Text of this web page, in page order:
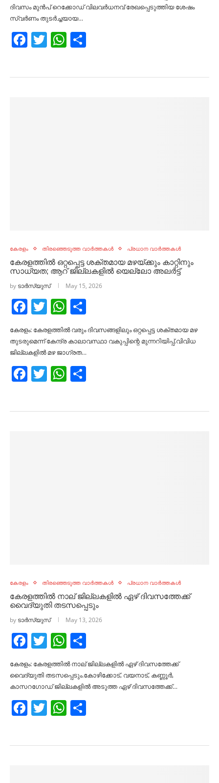
ദിവസം മുന്‍പ് റെക്കോഡ് വിലവര്‍ധനവ് രേഖപ്പെടുത്തിയ ശേഷം
സ്വര്‍ണം തുടര്‍ച്ചയായ…
Facebook
TwitterWhatsApp
കേരളം തിരഞ്ഞെടുത്ത വാർത്തകൾ പ്രധാന വാർത്തകൾ
കേരളത്തിൽ ഒറ്റപ്പെട്ട ശക്തമായ മഴയ്ക്കും കാറ്റിനും
സാധ്യത; ആറ് ജില്ലകളില്‍ യെല്ലോ അലര്‍ട്ട്
by ടാർസ്യുസ് May 15, 2026
Facebook
TwitterWhatsApp
കേരളം: കേരളത്തില്‍ വരും ദിവസങ്ങളിലും ഒറ്റപ്പെട്ട ശക്തമായ മഴ
തുടരുമെന്ന് കേന്ദ്ര കാലാവസ്ഥാ വകുപ്പിന്റെ മുന്നറിയിപ്പ്.വിവിധ
ജില്ലകളില്‍ മഴ ജാഗ്രത…
Facebook
TwitterWhatsApp
കേരളം തിരഞ്ഞെടുത്ത വാർത്തകൾ പ്രധാന വാർത്തകൾ
കേരളത്തിൽ നാല് ജില്ലകളിൽ ഏഴ് ദിവസത്തേക്ക്
വൈദ്യുതി തടസപ്പെടും
by ടാർസ്യുസ് May 13, 2026
Facebook
TwitterWhatsApp
കേരളം: കേരളത്തിൽ നാല് ജില്ലകളിൽ ഏഴ് ദിവസത്തേക്ക്
വൈദ്യുതി തടസപ്പെടും.കോഴിക്കോട്, വയനാട്, കണ്ണൂർ,
കാസറഗോഡ് ജില്ലകളിൽ അടുത്ത ഏഴ് ദിവസത്തേക്ക്…
Facebook
TwitterWhatsApp